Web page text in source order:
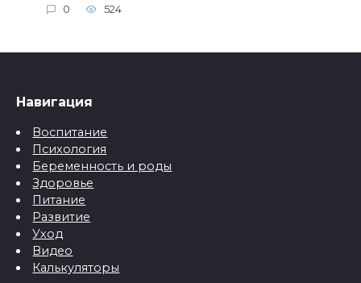
0 524
Навигация
Воспитание
Психология
Беременность и роды
Здоровье
Питание
Развитие
Уход
Видео
Калькуляторы